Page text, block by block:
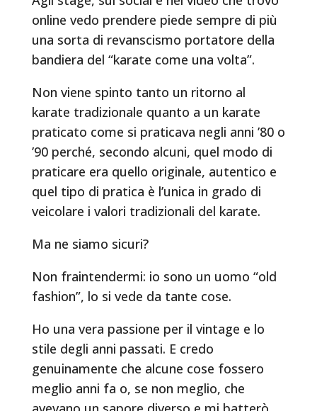
online vedo prendere piede sempre di più
una sorta di revanscismo portatore della
bandiera del “karate come una volta”.
Non viene spinto tanto un ritorno al
karate tradizionale quanto a un karate
praticato come si praticava negli anni ’80 o
’90 perché, secondo alcuni, quel modo di
praticare era quello originale, autentico e
quel tipo di pratica è l’unica in grado di
veicolare i valori tradizionali del karate.
Ma ne siamo sicuri?
Non fraintendermi: io sono un uomo “old
fashion”, lo si vede da tante cose.
Ho una vera passione per il vintage e lo
stile degli anni passati. E credo
genuinamente che alcune cose fossero
meglio anni fa o, se non meglio, che